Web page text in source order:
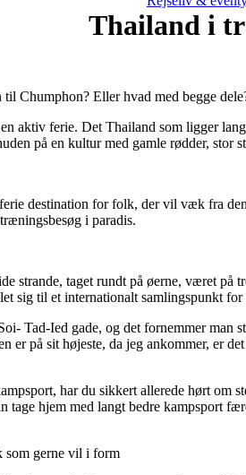
Thailand i
Chumphon? Eller hvad med begge
aktiv ferie. Det Thailand som ligger
på en kultur med gamle rødder, stor
destination for folk, der vil væk fra
i paradis.
strande, taget rundt på øerne, været
sig til et internationalt samlingspunkt
Tad-Ied gade, og det fornemmer
er på sit højeste, da jeg ankommer,
har du sikkert allerede hørt
tage hjem med langt bedre kampsport
som gerne vil i form